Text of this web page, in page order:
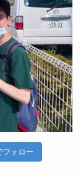
フォロー